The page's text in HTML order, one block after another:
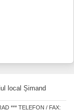
local Șimand
*** TELEFON / FAX: